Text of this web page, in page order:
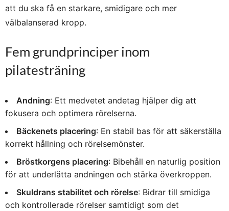
att du ska få en starkare, smidigare och mer
välbalanserad kropp.
Fem grundprinciper inom
pilatesträning
Andning: Ett medvetet andetag hjälper dig att
fokusera och optimera rörelserna.
Bäckenets placering: En stabil bas för att säkerställa
korrekt hållning och rörelsemönster.
Bröstkorgens placering: Bibehåll en naturlig position
för att underlätta andningen och stärka överkroppen.
Skuldrans stabilitet och rörelse: Bidrar till smidiga
och kontrollerade rörelser samtidigt som det